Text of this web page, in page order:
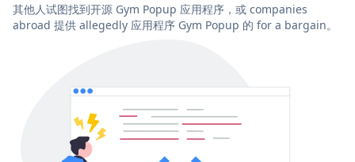
其他人试图找到开源 Gym Popup 应用程序，或 companies
abroad 提供 allegedly 应用程序 Gym Popup 的 for a bargain。